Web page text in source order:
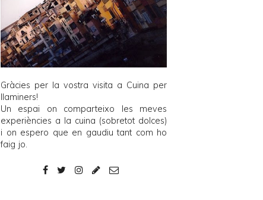
Gràcies per la vostra visita a Cuina per
llaminers!
Un espai on comparteixo les meves
experiències a la cuina (sobretot dolces)
i on espero que en gaudiu tant com ho
faig jo.